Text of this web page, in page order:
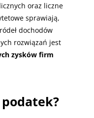
oraz liczne
sprawiają,
dochodów
rozwiązań jest
zysków firm
podatek?